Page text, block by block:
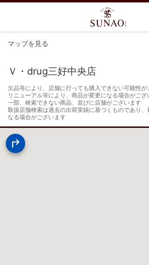
マップを見る
Ｖ・drug三好中央店
欠品等により、店舗に行っても購入できない可能性が
リニューアル等により、商品が変更になる場合がござ
一部、検索できない商品、並びに店舗がございます
取扱店舗検索は過去の出荷実績に基づくものであり
なる場合がございます